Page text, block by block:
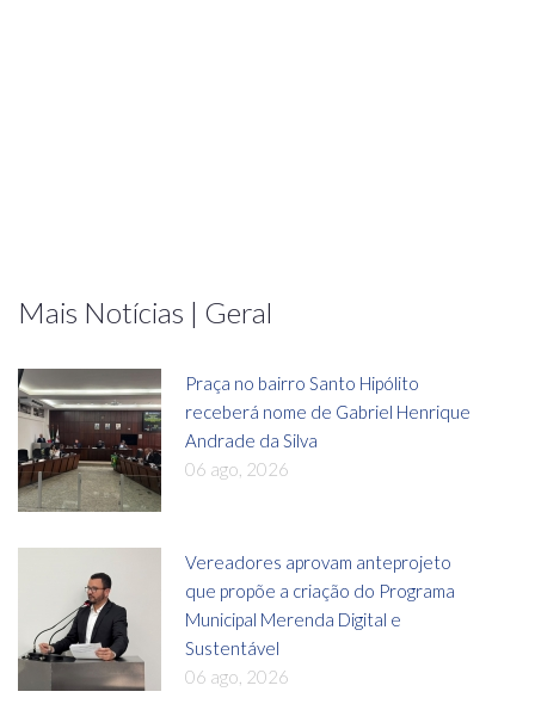
Mais Notícias | Geral
Praça no bairro Santo Hipólito
receberá nome de Gabriel Henrique
Andrade da Silva
06 ago, 2026
Vereadores aprovam anteprojeto
que propõe a criação do Programa
Municipal Merenda Digital e
Sustentável
06 ago, 2026